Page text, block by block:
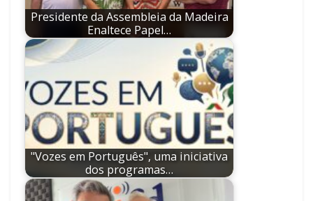
Presidente da Assembleia da Madeira
Enaltece Papel…
"Vozes em Português", uma iniciativa
dos programas…